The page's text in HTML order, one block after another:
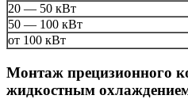
20 — 50 кВт
50 — 100 кВт
от 100 кВт
Монтаж прецизионного
жидкостным